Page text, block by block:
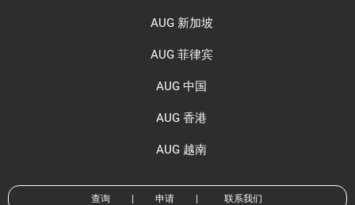
AUG 新加坡
AUG 菲律宾
AUG 中国
AUG 香港
AUG 越南
查询 申请 联系我们